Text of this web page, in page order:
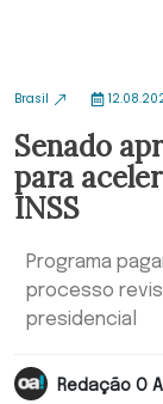
Brasil
Senado
para
INSS
Programa
processo
presidencial
Redação O